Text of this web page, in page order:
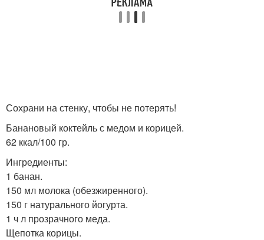
Сохрани на стенку, чтобы не потерять!
Банановый коктейль с медом и корицей.
62 ккал/100 гр.
Ингредиенты:
1 банан.
150 мл молока (обезжиренного).
150 г натурального йогурта.
1 ч л прозрачного меда.
Щепотка корицы.